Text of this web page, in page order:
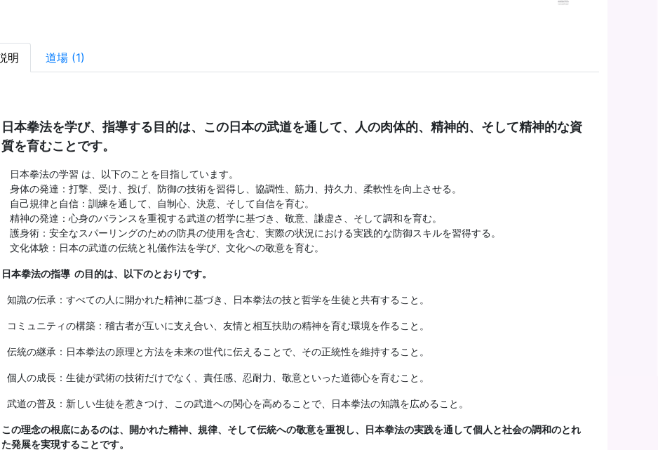
明 道場 (1)
日本拳法を学び、指導する目的は、この日本の武道を通して、人の肉体的、精神的、そして精神的な資
質を育むことです。
日本拳法の学習 は、以下のことを目指しています。
身体の発達：打撃、受け、投げ、防御の技術を習得し、協調性、筋力、持久力、柔軟性を向上させる。
自己規律と自信：訓練を通して、自制心、決意、そして自信を育む。
精神の発達：心身のバランスを重視する武道の哲学に基づき、敬意、謙虚さ、そして調和を育む。
護身術：安全なスパーリングのための防具の使用を含む、実際の状況における実践的な防御スキルを習得する。
文化体験：日本の武道の伝統と礼儀作法を学び、文化への敬意を育む。
日本拳法の指導 の目的は、以下のとおりです。
知識の伝承：すべての人に開かれた精神に基づき、日本拳法の技と哲学を生徒と共有すること。
コミュニティの構築：稽古者が互いに支え合い、友情と相互扶助の精神を育む環境を作ること。
伝統の継承：日本拳法の原理と方法を未来の世代に伝えることで、その正統性を維持すること。
個人の成長：生徒が武術の技術だけでなく、責任感、忍耐力、敬意といった道徳心を育むこと。
武道の普及：新しい生徒を惹きつけ、この武道への関心を高めることで、日本拳法の知識を広めること。
この理念の根底にあるのは、開かれた精神、規律、そして伝統への敬意を重視し、日本拳法の実践を通して個人と社会の調和のとれ
た発展を実現することです。